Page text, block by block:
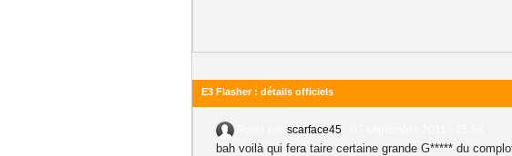
E3 Flasher : détails officiels
scarface45
bah voilà qui fera taire certaine grande G***** du